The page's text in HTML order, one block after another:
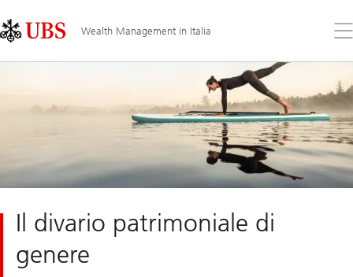
Links
Area
Wealth Management in Italia
il
Il divario patrimoniale di
genere